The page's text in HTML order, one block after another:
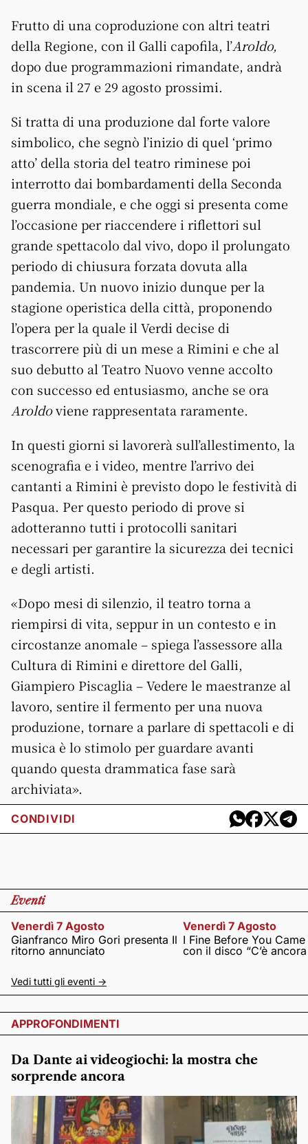
Frutto di una coproduzione con altri teatri
della Regione, con il Galli capofila, l’Aroldo,
dopo due programmazioni rimandate, andrà
in scena il 27 e 29 agosto prossimi.
Si tratta di una produzione dal forte valore
simbolico, che segnò l’inizio di quel ‘primo
atto’ della storia del teatro riminese poi
interrotto dai bombardamenti della Seconda
guerra mondiale, e che oggi si presenta come
l’occasione per riaccendere i riflettori sul
grande spettacolo dal vivo, dopo il prolungato
periodo di chiusura forzata dovuta alla
pandemia. Un nuovo inizio dunque per la
stagione operistica della città, proponendo
l’opera per la quale il Verdi decise di
trascorrere più di un mese a Rimini e che al
suo debutto al Teatro Nuovo venne accolto
con successo ed entusiasmo, anche se ora
Aroldoviene rappresentata raramente.
In questi giorni si lavorerà sull’allestimento, la
scenografia e i video, mentre l’arrivo dei
cantanti a Rimini è previsto dopo le festività di
Pasqua. Per questo periodo di prove si
adotteranno tutti i protocolli sanitari
necessari per garantire la sicurezza dei tecnici
e degli artisti.
«Dopo mesi di silenzio, il teatro torna a
riempirsi di vita, seppur in un contesto e in
circostanze anomale – spiega l’assessore alla
Cultura di Rimini e direttore del Galli,
Giampiero Piscaglia – Vedere le maestranze al
lavoro, sentire il fermento per una nuova
produzione, tornare a parlare di spettacoli e di
musica è lo stimolo per guardare avanti
quando questa drammatica fase sarà
archiviata».
CONDIVIDI
Eventi
Venerdì 7 Agosto
Gianfranco Miro Gori presenta Il
ritorno annunciato
Venerdì 7 Agosto
I Fine Before You
con il disco “C’è
Vedi tutti gli eventi ->
APPROFONDIMENTI
Da Dante ai videogiochi: la mostra che
sorprende ancora